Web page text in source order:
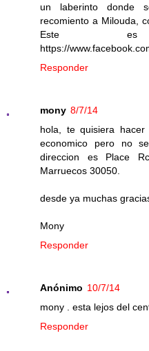
un laberinto donde
recomiento a Milouda,
Este
https://
Responder
mony 8/7/14
hola, te quisiera
economico pero no
direccion es Place
Marruecos 30050.
desde ya muchas
Mony
Responder
Anónimo 10/7/14
mony . esta lejos del
Responder